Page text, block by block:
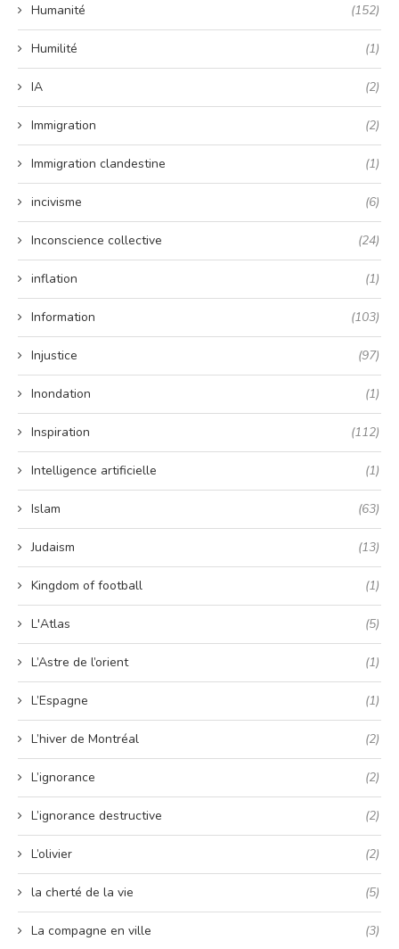
Humanité (152)
Humilité (1)
IA (2)
Immigration (2)
Immigration clandestine (1)
incivisme (6)
Inconscience collective (24)
inflation (1)
Information (103)
Injustice (97)
Inondation (1)
Inspiration (112)
Intelligence artificielle (1)
Islam (63)
Judaism (13)
Kingdom of football (1)
L'Atlas (5)
L’Astre de l’orient (1)
L’Espagne (1)
L’hiver de Montréal (2)
L’ignorance (2)
L’ignorance destructive (2)
L’olivier (2)
la cherté de la vie (5)
La compagne en ville (3)